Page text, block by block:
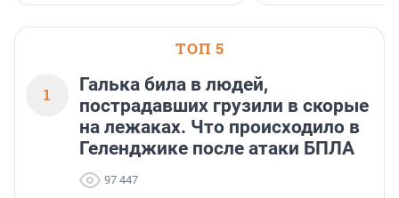
ТОП 5
1
Галька била в людей,
пострадавших грузили в скорые
на лежаках. Что происходило в
Геленджике после атаки БПЛА
97 447